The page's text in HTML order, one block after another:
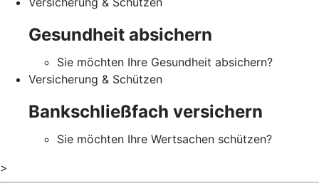
Gesundheit absichern
Sie möchten Ihre Gesundheit absichern?
Versicherung & Schützen
Bankschließfach versichern
Sie möchten Ihre Wertsachen schützen?
>